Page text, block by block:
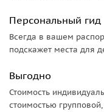
Персональный гид
Всегда в вашем
подскажет места для
Выгодно
Стоимость
стоимостью